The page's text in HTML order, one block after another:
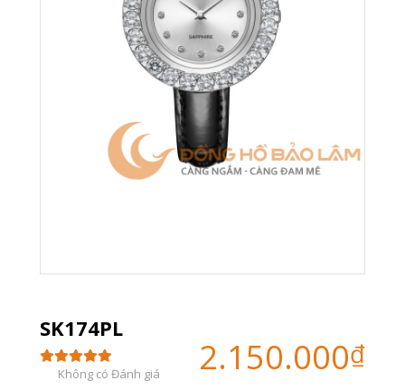
SK174PL
Không có Đánh giá 2.150.000₫